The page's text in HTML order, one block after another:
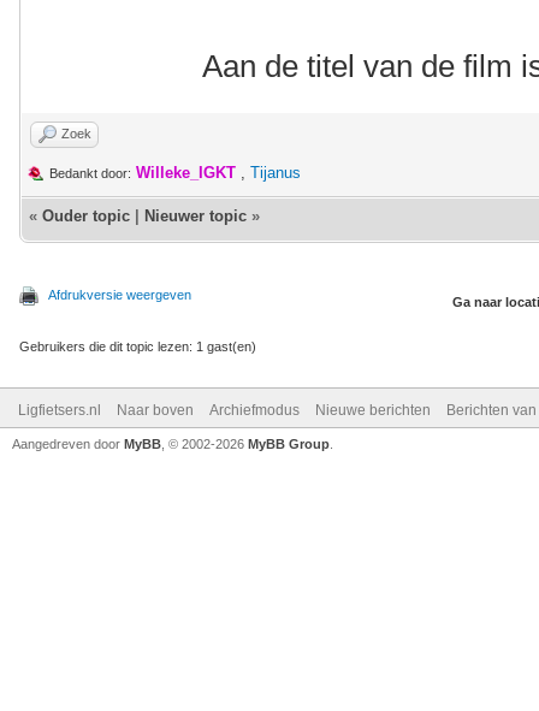
Aan de titel van de film
Zoek
Bedankt door: Willeke_IGKT , Tijanus
« Ouder topic Nieuwer topic »
Afdrukversie weergeven Ga naar
Gebruikers die dit topic lezen: 1 gast(en)
Ligfietsers.nl Naar boven Archiefmodus Nieuwe berichten Berichten
Aangedreven door MyBB , © 2002-2026 MyBB Group